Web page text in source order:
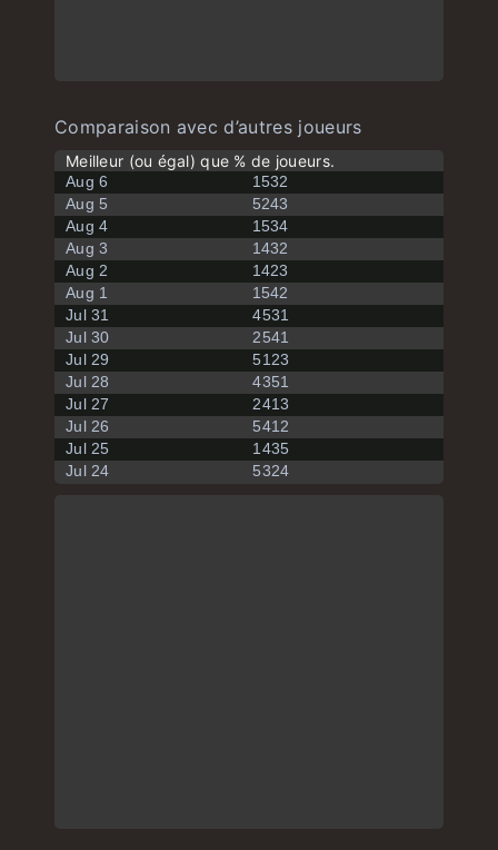
Comparaison avec d’autres joueurs
Meilleur (ou égal) que % de joueurs.
Aug 6
1532
Aug 5
5243
Aug 4
1534
Aug 3
1432
Aug 2
1423
Aug 1
1542
Jul 31
4531
Jul 30
2541
Jul 29
5123
Jul 28
4351
Jul 27
2413
Jul 26
5412
Jul 25
1435
Jul 24
5324